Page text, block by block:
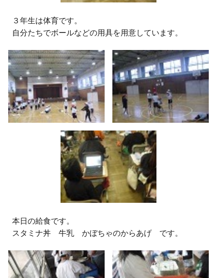
３年生は体育です。
自分たちでボールなどの用具を用意しています。
本日の給食です。
スタミナ丼 牛乳 かぼちゃのからあげ です。